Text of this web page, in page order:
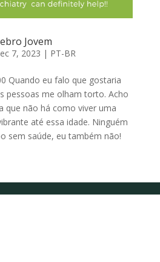
Jovem
7, 2023 | PT-BR
Quando eu falo que gostaria
pessoas me olham torto. Acho
que não há como viver uma
até essa idade. Ninguém
sem saúde, eu também não!